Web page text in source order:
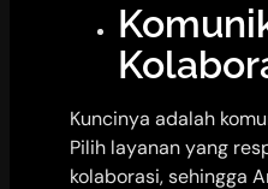
Kuncinya adalah
Pilih layanan yang
kolaborasi, sehingga